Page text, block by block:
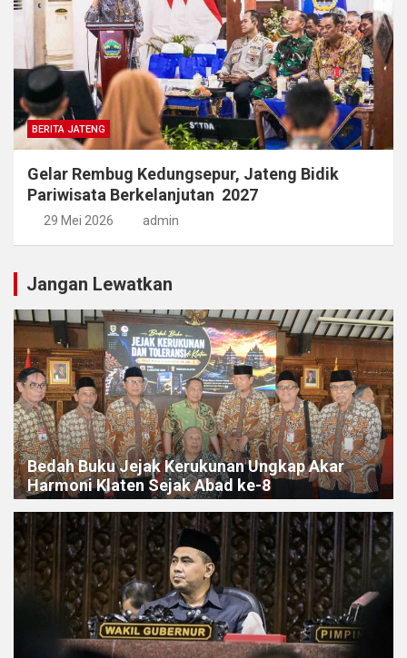
BERITA JATENG
Gelar Rembug Kedungsepur, Jateng Bidik
Pariwisata Berkelanjutan 2027
29 Mei 2026 admin
Jangan Lewatkan
Bedah Buku Jejak Kerukunan Ungkap Akar
Harmoni Klaten Sejak Abad ke-8